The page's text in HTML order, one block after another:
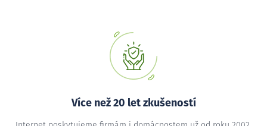
Více než 20 let zkušeností